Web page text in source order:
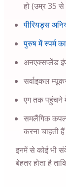
हो (उम्र 35 से
पीरियड्स
पुरुष में स्पर्म
अनएक्सप्लेंड
सर्वाइकल
एग तक पहुंचने
समलैंगिक
करना चाहती हैं
इनमें से कोई भी
बेहतर होता है